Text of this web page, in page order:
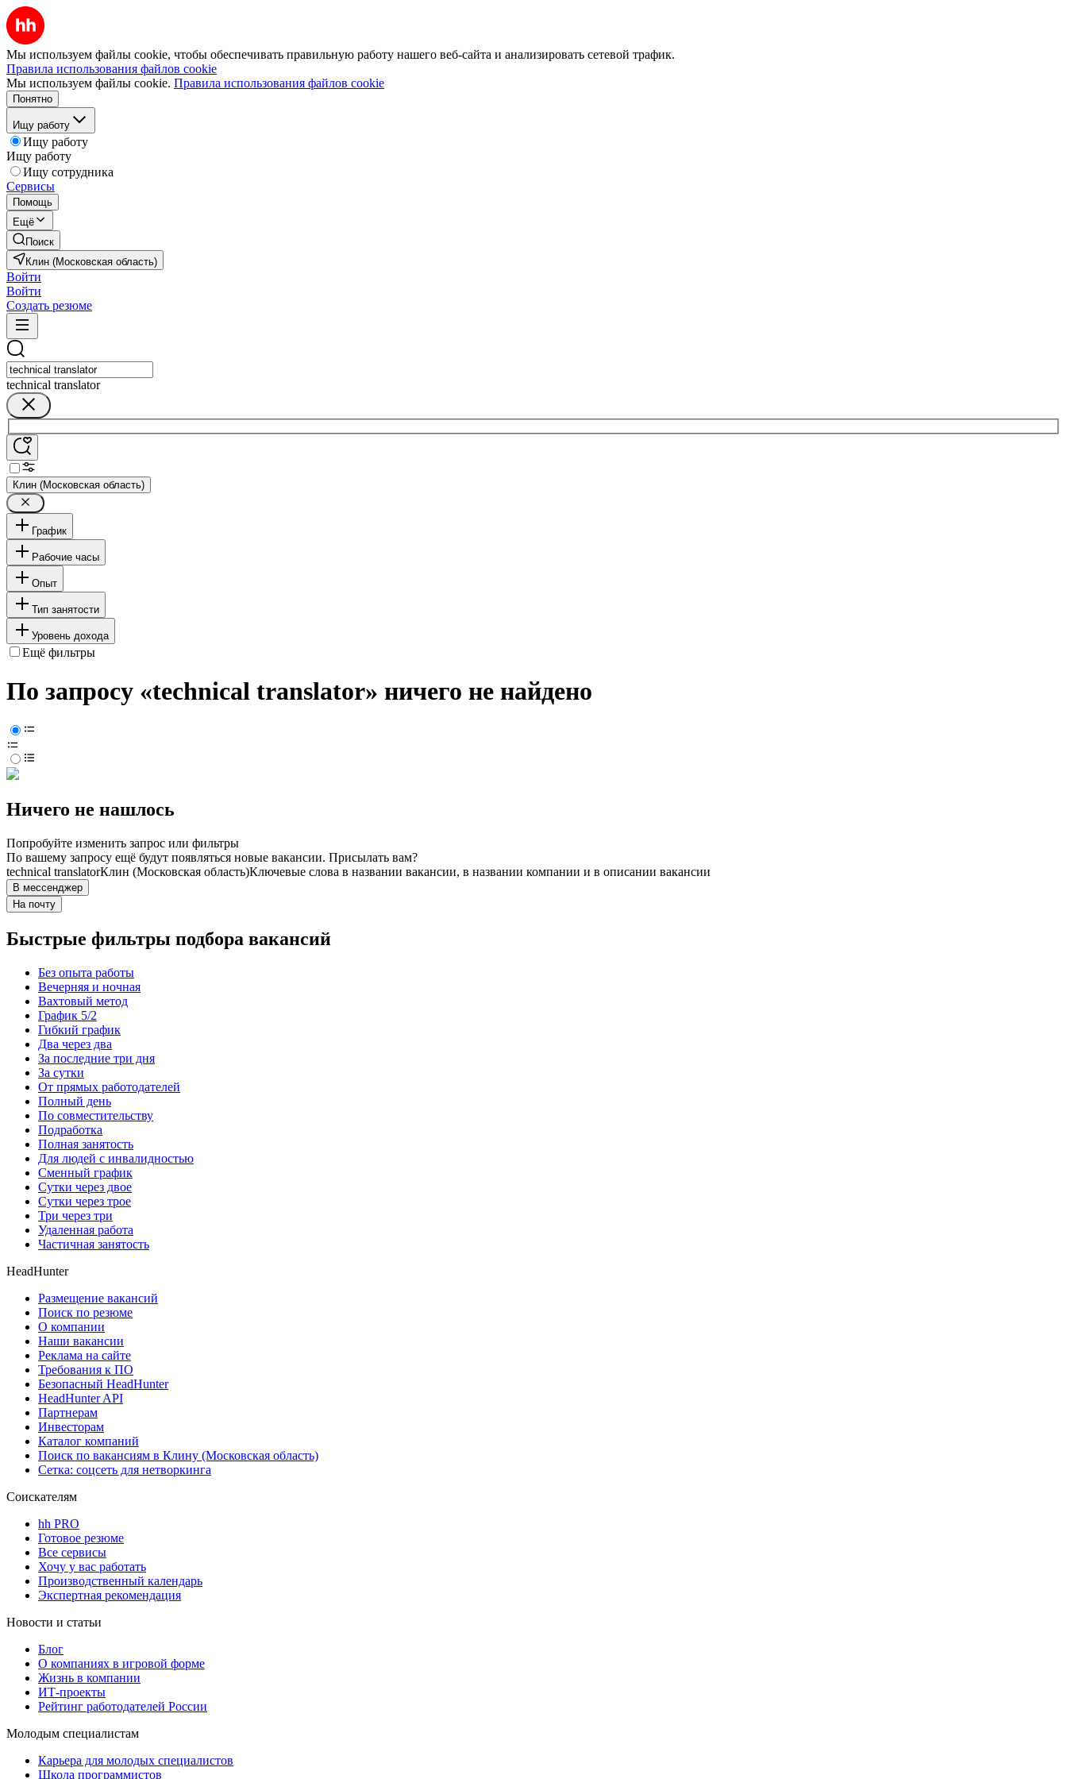
Мы используем файлы cookie, чтобы обеспечивать правильную работу нашего веб-сайта и анализировать сетевой трафик.
Правила использования файлов cookie
Мы используем файлы cookie. Правила использования файлов cookie
Понятно
Ищу работу
Ищу работу
Ищу работу
Ищу сотрудника
Сервисы
Помощь
Ещё
Поиск
Клин (Московская область)
Войти
Войти
Создать резюме
technical translator
Клин (Московская область)
График
Рабочие часы
Опыт
Тип занятости
Уровень дохода
Ещё фильтры
По запросу «technical translator» ничего не найдено
Ничего не нашлось
Попробуйте изменить запрос или фильтры
По вашему запросу ещё будут появляться новые вакансии. Присылать вам?
technical translatorКлин (Московская область)Ключевые слова в названии вакансии, в названии компании и в описании вакансии
В мессенджер
На почту
Быстрые фильтры подбора вакансий
Без опыта работы
Вечерняя и ночная
Вахтовый метод
График 5/2
Гибкий график
Два через два
За последние три дня
За сутки
От прямых работодателей
Полный день
По совместительству
Подработка
Полная занятость
Для людей с инвалидностью
Сменный график
Сутки через двое
Сутки через трое
Три через три
Удаленная работа
Частичная занятость
HeadHunter
Размещение вакансий
Поиск по резюме
О компании
Наши вакансии
Реклама на сайте
Требования к ПО
Безопасный HeadHunter
HeadHunter API
Партнерам
Инвесторам
Каталог компаний
Поиск по вакансиям в Клину (Московская область)
Сетка: соцсеть для нетворкинга
Соискателям
hh PRO
Готовое резюме
Все сервисы
Хочу у вас работать
Производственный календарь
Экспертная рекомендация
Новости и статьи
Блог
О компаниях в игровой форме
Жизнь в компании
ИТ-проекты
Рейтинг работодателей России
Молодым специалистам
Карьера для молодых специалистов
Школа программистов